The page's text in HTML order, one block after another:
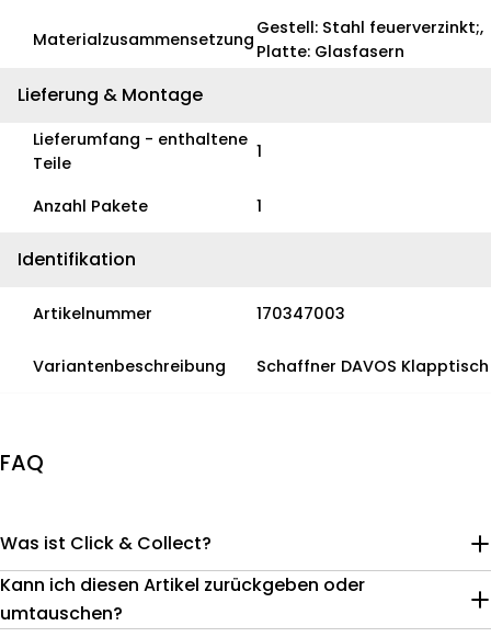
Materialzusammensetzung
Gestell: Stahl feuerverzinkt;,
Platte: Glasfasern
Lieferung & Montage
Lieferumfang - enthaltene
Teile
1
Anzahl Pakete 1
Identifikation
Artikelnummer 170347003
Variantenbeschreibung Schaffner DAVOS Klapptisch
FAQ
Was ist Click & Collect?
Kann ich diesen Artikel zurückgeben oder
umtauschen?